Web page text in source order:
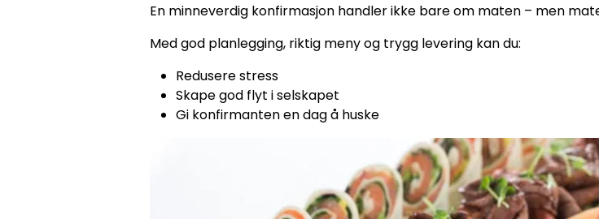
En minneverdig konfirmasjon handler ikke bare om maten – men
Med god planlegging, riktig meny og trygg levering kan du:
Redusere stress
Skape god flyt i selskapet
Gi konfirmanten en dag å huske